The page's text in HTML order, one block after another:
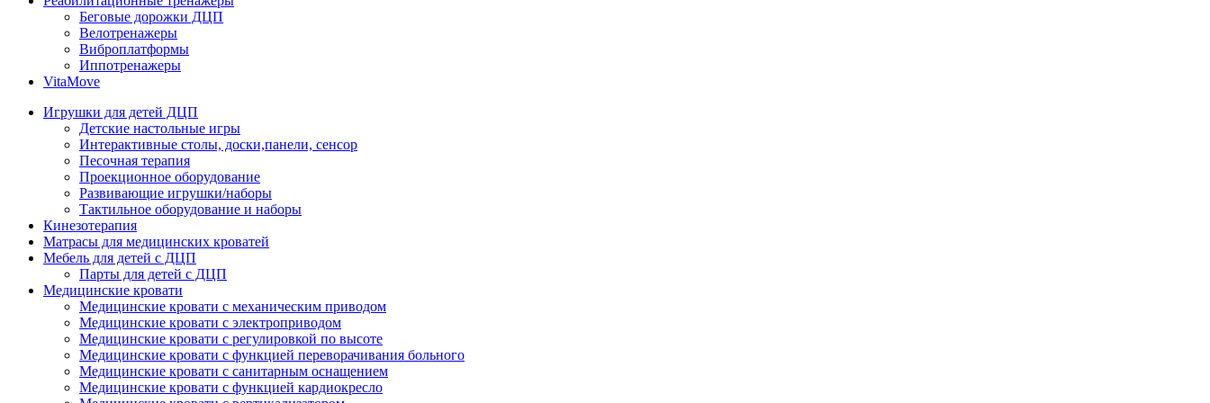
Беговые дорожки ДЦП
Велотренажеры
Виброплатформы
Иппотренажеры
VitaMove
Игрушки для детей ДЦП
Детские настольные игры
Интерактивные столы, доски,панели, сенсор
Песочная терапия
Проекционное оборудование
Развивающие игрушки/наборы
Тактильное оборудование и наборы
Кинезотерапия
Матрасы для медицинских кроватей
Мебель для детей с ДЦП
Парты для детей с ДЦП
Медицинские кровати
Медицинские кровати с механическим приводом
Медицинские кровати с электроприводом
Медицинские кровати с регулировкой по высоте
Медицинские кровати с функцией переворачивания больного
Медицинские кровати с санитарным оснащением
Медицинские кровати с функцией кардиокресло